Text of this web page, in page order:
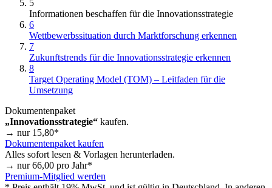
5
Informationen beschaffen für die Innovationsstrategie
6
Wettbewerbssituation durch Marktforschung erkennen
7
Zukunftstrends für die Innovationsstrategie erkennen
8
Target Operating Model (TOM) – Leitfaden für die
Umsetzung
Dokumentenpaket
„Innovationsstrategie“ kaufen.
→ nur 15,80*
Dokumentenpaket kaufen
Alles sofort lesen & Vorlagen herunterladen.
→ nur66,00 pro Jahr*
Premium-Mitglied werden